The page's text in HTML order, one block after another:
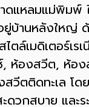
าดแหลมแม่พิมพ์
ยู่บ้านหลังใหญ่
ล์เมดิเตอร์เร
ห้องสวีต, ห้อง
สวีตติดทะเล โ
ดวกสบาย และร